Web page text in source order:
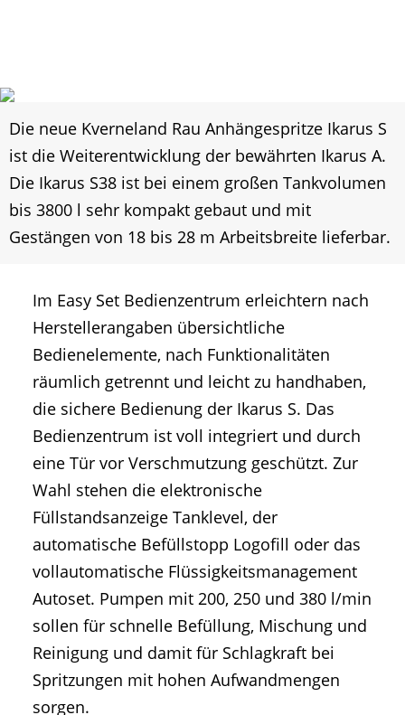
Die neue Kverneland Rau Anhängespritze Ikarus S
ist die Weiterentwicklung der bewährten Ikarus A.
Die Ikarus S38 ist bei einem großen Tankvolumen
bis 3800 l sehr kompakt gebaut und mit
Gestängen von 18 bis 28 m Arbeitsbreite lieferbar.
Im Easy Set Bedienzentrum erleichtern nach
Herstellerangaben übersichtliche
Bedienelemente, nach Funktionalitäten
räumlich getrennt und leicht zu handhaben,
die sichere Bedienung der Ikarus S. Das
Bedienzentrum ist voll integriert und durch
eine Tür vor Verschmutzung geschützt. Zur
Wahl stehen die elektronische
Füllstandsanzeige Tanklevel, der
automatische Befüllstopp Logofill oder das
vollautomatische Flüssigkeitsmanagement
Autoset. Pumpen mit 200, 250 und 380 l/min
sollen für schnelle Befüllung, Mischung und
Reinigung und damit für Schlagkraft bei
Spritzungen mit hohen Aufwandmengen
sorgen.